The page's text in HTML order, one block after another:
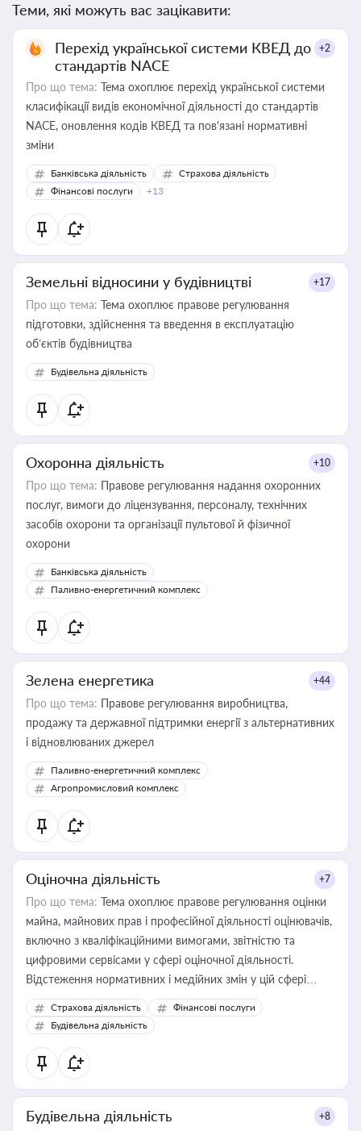
Теми, які можуть вас зацікавити:
Перехід української системи КВЕД до
стандартів NACE
+2
Про що тема: Тема охоплює перехід української системи
класифікації видів економічної діяльності до стандартів
NACE, оновлення кодів КВЕД та пов'язані нормативні
зміни
Банківська діяльність
Страхова діяльність
Фінансові послуги
+13
Земельні відносини у будівництві +17
Про що тема: Тема охоплює правове регулювання
підготовки, здійснення та введення в експлуатацію
об’єктів будівництва
Будівельна діяльність
Охоронна діяльність +10
Про що тема: Правове регулювання надання охоронних
послуг, вимоги до ліцензування, персоналу, технічних
засобів охорони та організації пультової й фізичної
охорони
Банківська діяльність
Паливно-енергетичний комплекс
Зелена енергетика +44
Про що тема: Правове регулювання виробництва,
продажу та державної підтримки енергії з альтернативних
і відновлюваних джерел
Паливно-енергетичний комплекс
Агропромисловий комплекс
Оціночна діяльність +7
Про що тема: Тема охоплює правове регулювання оцінки
майна, майнових прав і професійної діяльності оцінювачів,
включно з кваліфікаційними вимогами, звітністю та
цифровими сервісами у сфері оціночної діяльності.
Відстеження нормативних і медійних змін у цій сфері
корисне для власника бізнесу, керівника, юриста або
бухгалтера під час оподаткування, приватизації, оренди
державного майна, корпоративних угод і перевірки
статусу суб'єктів оціночної діяльності
Страхова діяльність
Фінансові послуги
Будівельна діяльність
Будівельна діяльність +8